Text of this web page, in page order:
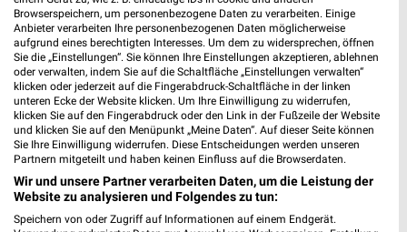
GESCHENKIDEEN FÜR SIE
Browserspeichern, um personenbezogene Daten zu verarbeiten. Einige
Anbieter verarbeiten Ihre personenbezogenen Daten möglicherweise
aufgrund eines berechtigten Interesses. Um dem zu widersprechen, öffnen
Sie die „Einstellungen“. Sie können Ihre Einstellungen akzeptieren, ablehnen
oder verwalten, indem Sie auf die Schaltfläche „Einstellungen verwalten“
klicken oder jederzeit auf die Fingerabdruck-Schaltfläche in der linken
unteren Ecke der Website klicken. Um Ihre Einwilligung zu widerrufen,
klicken Sie auf den Fingerabdruck oder den Link in der Fußzeile der Website
und klicken Sie auf den Menüpunkt „Meine Daten“. Auf dieser Seite können
Sie Ihre Einwilligung widerrufen. Diese Entscheidungen werden unseren
Partnern mitgeteilt und haben keinen Einfluss auf die Browserdaten.
Wir und unsere Partner verarbeiten Daten, um die Leistung der
Website zu analysieren und Folgendes zu tun:
Speichern von oder Zugriff auf Informationen auf einem Endgerät.